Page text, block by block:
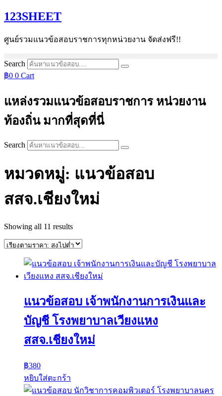
Skip
to
123SHEET
ศูนย์รวมแนวข้อสอบราชการทุกหน่วยงาน จัดส่งฟรี!!
Search
฿0 0 Cart
แหล่งรวมแนวข้อสอบราชการ หน่วยงาน
ท้องถิ่น มากที่สุดที่นี่
Search
หมวดหมู่: แนวข้อสอบ
สสจ.เชียงใหม่
Showing all 11 resultsSorted
price:
to
low
แนวข้อสอบ เจ้าพนักงานการเงินและ
บัญชี โรงพยาบาลเวียงแหง
สสจ.เชียงใหม่
฿380
หยิบใส่ตะกร้า